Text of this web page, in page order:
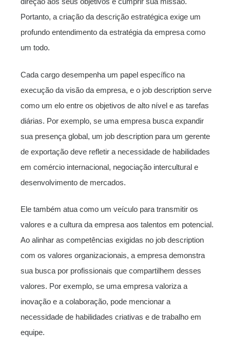
Portanto, a criação da descrição estratégica exige um
profundo entendimento da estratégia da empresa como
um todo.
Cada cargo desempenha um papel específico na
execução da visão da empresa, e o job description serve
como um elo entre os objetivos de alto nível e as tarefas
diárias. Por exemplo, se uma empresa busca expandir
sua presença global, um job description para um gerente
de exportação deve refletir a necessidade de habilidades
em comércio internacional, negociação intercultural e
desenvolvimento de mercados.
Ele também atua como um veículo para transmitir os
valores e a cultura da empresa aos talentos em potencial.
Ao alinhar as competências exigidas no job description
com os valores organizacionais, a empresa demonstra
sua busca por profissionais que compartilhem desses
valores. Por exemplo, se uma empresa valoriza a
inovação e a colaboração, pode mencionar a
necessidade de habilidades criativas e de trabalho em
equipe.